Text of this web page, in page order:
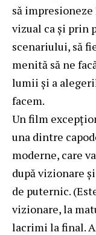
să
vizual ca și prin
scenariului, să
menită să ne
lumii și a
facem.
Un film
una dintre
moderne, care
după vizionare
de puternic.
vizionare, la
lacrimi la final.